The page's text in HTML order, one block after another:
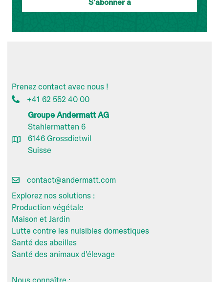
Prenez contact avec nous !
+41 62 552 40 00
Groupe Andermatt AG
Stahlermatten 6
6146 Grossdietwil
Suisse
contact@andermatt.com
Explorez nos solutions :
Production végétale
Maison et Jardin
Lutte contre les nuisibles domestiques
Santé des abeilles
Santé des animaux d'élevage
Nous connaître :